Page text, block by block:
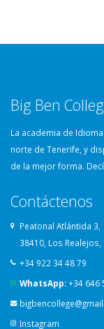
Big Ben
La academia de
norte de Tenerife, y
de la mejor forma.
Contáctenos
Peatonal Atlántida 3,
38410, Los Realejos,
+34 922 34 48 79
WhatsApp:+34 646
Instagram